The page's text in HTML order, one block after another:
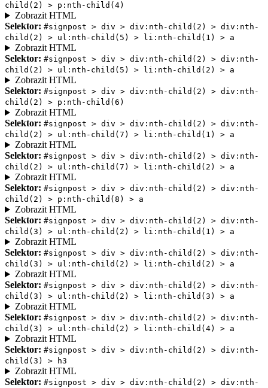
child(2) > p:nth-child(4)
Zobrazit HTML
Selektor: #signpost > div > div:nth-child(2) > div:nth-
child(2) > ul:nth-child(5) > li:nth-child(1) > a
Zobrazit HTML
Selektor: #signpost > div > div:nth-child(2) > div:nth-
child(2) > ul:nth-child(5) > li:nth-child(2) > a
Zobrazit HTML
Selektor: #signpost > div > div:nth-child(2) > div:nth-
child(2) > p:nth-child(6)
Zobrazit HTML
Selektor: #signpost > div > div:nth-child(2) > div:nth-
child(2) > ul:nth-child(7) > li:nth-child(1) > a
Zobrazit HTML
Selektor: #signpost > div > div:nth-child(2) > div:nth-
child(2) > ul:nth-child(7) > li:nth-child(2) > a
Zobrazit HTML
Selektor: #signpost > div > div:nth-child(2) > div:nth-
child(2) > p:nth-child(8) > a
Zobrazit HTML
Selektor: #signpost > div > div:nth-child(2) > div:nth-
child(3) > ul:nth-child(2) > li:nth-child(1) > a
Zobrazit HTML
Selektor: #signpost > div > div:nth-child(2) > div:nth-
child(3) > ul:nth-child(2) > li:nth-child(2) > a
Zobrazit HTML
Selektor: #signpost > div > div:nth-child(2) > div:nth-
child(3) > ul:nth-child(2) > li:nth-child(3) > a
Zobrazit HTML
Selektor: #signpost > div > div:nth-child(2) > div:nth-
child(3) > ul:nth-child(2) > li:nth-child(4) > a
Zobrazit HTML
Selektor: #signpost > div > div:nth-child(2) > div:nth-
child(3) > h3
Zobrazit HTML
Selektor: #signpost > div > div:nth-child(2) > div:nth-